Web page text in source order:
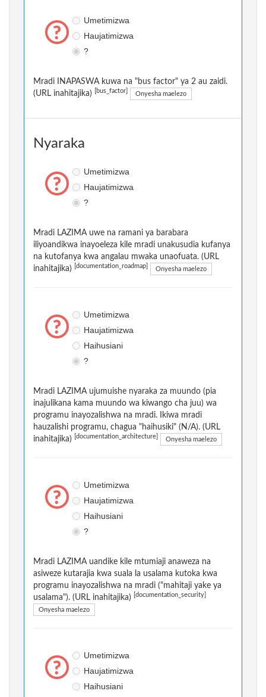
Umetimizwa
Haujatimizwa
?
Mradi INAPASWA kuwa na "bus factor" ya 2 au zaidi.
(URL inahitajika)
[bus_factor] Onyesha maelezo
Nyaraka
Umetimizwa
Haujatimizwa
?
Mradi LAZIMA uwe na ramani ya barabara
iliyoandikwa inayoeleza kile mradi unakusudia kufanya
na kutofanya kwa angalau mwaka unaofuata. (URL
inahitajika)
[documentation_roadmap] Onyesha maelezo
Umetimizwa
Haujatimizwa
Haihusiani
?
Mradi LAZIMA ujumuishe nyaraka za muundo (pia
inajulikana kama muundo wa kiwango cha juu) wa
programu inayozalishwa na mradi. Ikiwa mradi
hauzalishi programu, chagua "haihusiki" (N/A). (URL
inahitajika)
[documentation_architecture] Onyesha maelezo
Umetimizwa
Haujatimizwa
Haihusiani
?
Mradi LAZIMA uandike kile mtumiaji anaweza na
asiweze kutarajia kwa suala la usalama kutoka kwa
programu inayozalishwa na mradi ("mahitaji yake ya
usalama"). (URL inahitajika)
[documentation_security]
Onyesha maelezo
Umetimizwa
Haujatimizwa
Haihusiani